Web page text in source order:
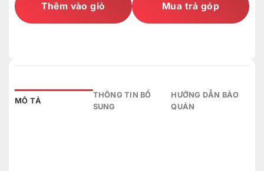
Thêm vào giỏ Mua trả góp
MÔ TẢ
THÔNG TIN BỔ
SUNG
HƯỚNG DẪN BẢO
QUẢN